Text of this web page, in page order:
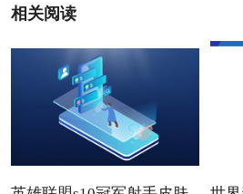
相关阅读